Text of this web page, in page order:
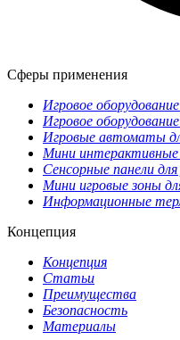
Сферы применения
Игровое
Игровое
Игровые автоматы
Мини
Сенсорные панели
Мини игровые зоны
Информационные
Концепция
Концепция
Статьи
Преимущества
Безопасность
Материалы